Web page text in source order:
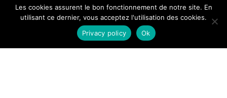
Les cookies assurent le bon fonctionnement de notre site. En
utilisant ce dernier, vous acceptez l'utilisation des cookies.
Ok
Privacy policy